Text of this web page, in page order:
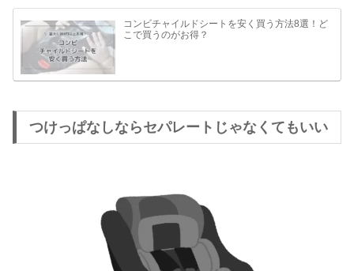
コンビチャイルドシートを安く買う方法8選！ど
こで買うのがお得？
つけっぱなしならセパレートじゃなくてもいい